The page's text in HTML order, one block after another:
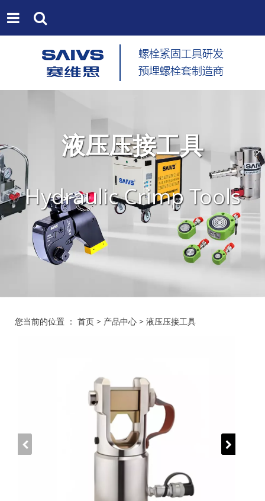
液压压接工具
Hydraulic Crimp Tools
您当前的位置 ： 首页 > 产品中心 > 液压压接工具